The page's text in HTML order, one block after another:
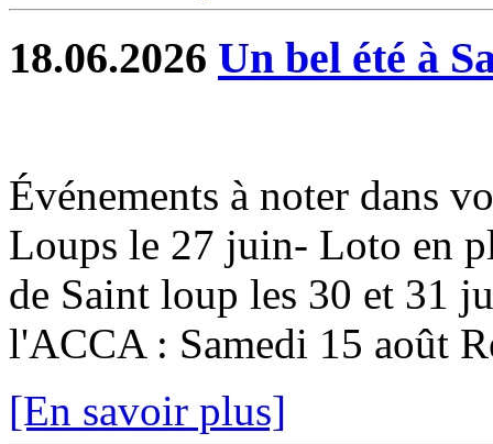
18.06.2026 Un bel été à
Événements à noter dans
Loups le 27 juin- Loto en
de Saint loup les 30 et 31
l'ACCA : Samedi 15 août
[En savoir plus]